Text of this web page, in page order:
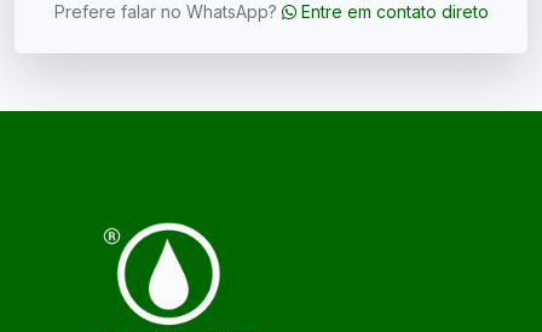
Prefere falar no WhatsApp? Entre em contato direto